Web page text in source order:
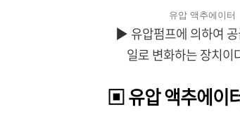
유압 액추에이터
▶ 유압펌프에 의하여
일로 변화하는 장치이
▣ 유압 액추에이